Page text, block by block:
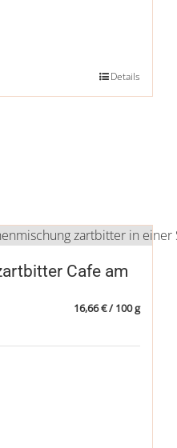
Details
Cafe am
16,66€/ 100g